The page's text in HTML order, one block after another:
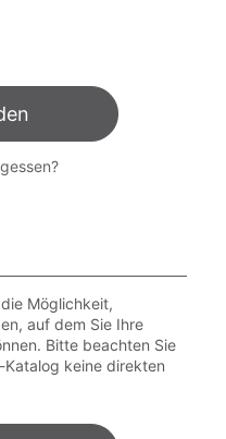
Möglichkeit,
auf dem Sie Ihre
Bitte beachten Sie
Katalog keine direkten